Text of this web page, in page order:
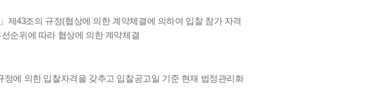
제43조의 규정(협상에 의한 계약체결에 의하여 입찰 참가 자격
순위에 따라 협상에 의한 계약체결
에 의한 입찰자격을 갖추고 입찰공고일 기준 현재 법정관리화